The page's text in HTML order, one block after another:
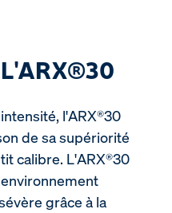
L'ARX®30
l'ARX®30
de sa supériorité
calibre. L'ARX®30
grâce à la